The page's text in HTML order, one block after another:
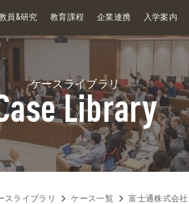
員&研究 教育課程 企業連携 入学案内
ケースライブラリ
Library
スライブラリ ケース一覧 富士通株式会